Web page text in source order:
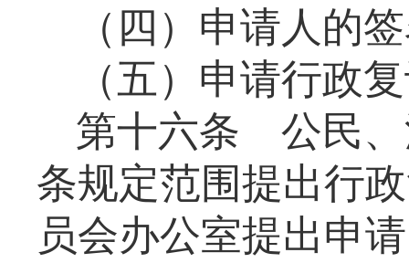
（四）申请人的
（五）申请行政
第十六条 公民、
条规定范围提出行
员会办公室提出申